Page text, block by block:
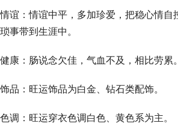
情谊：情谊中平，多加珍爱，把稳心情自
琐事带到生涯中。
健康：肠说念欠佳，气血不及，相比劳累。
饰品：旺运饰品为白金、钻石类配饰。
色调：旺运穿衣色调白色、黄色系为主。